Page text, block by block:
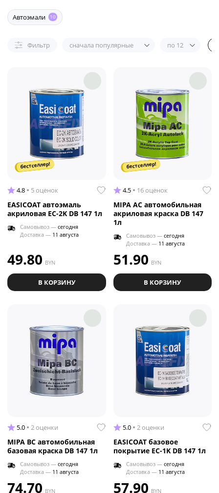
Автоэмали 10
Фильтр сначала популярные по 12
бестселлер!
4.8 5 оценок
EASICOAT автоэмаль
акриловая EC-2K DB 147 1л
Самовывоз — сегодня
Доставка — 11 августа
49.80 BYN
В КОРЗИНУ
бестселлер!
4.5 16 оценок
MIPA AC автомобильная
акриловая краска DB 147
1л
Самовывоз — сегодня
Доставка — 11 августа
51.90 BYN
В КОРЗИНУ
5.0 2 оценки
MIPA BC автомобильная
базовая краска DB 147 1л
Самовывоз — сегодня
Доставка — 11 августа
74.70 BYN
5.0 2 оценки
EASICOAT базовое
покрытие EC-1K DB 147 1л
Самовывоз — сегодня
Доставка — 11 августа
57.90 BYN